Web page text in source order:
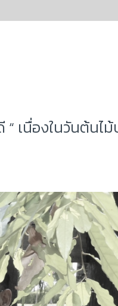
เนื่องในวันต้นไ